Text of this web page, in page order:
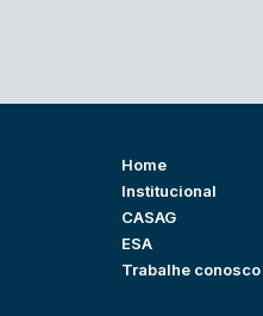
Home
Institucional
CASAG
ESA
Trabalhe conosco